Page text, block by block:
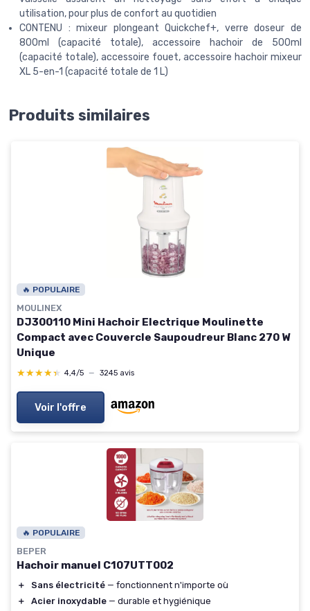
utilisation, pour plus de confort au quotidien
CONTENU : mixeur plongeant Quickchef+, verre doseur de
800ml (capacité totale), accessoire hachoir de 500ml
(capacité totale), accessoire fouet, accessoire hachoir mixeur
XL 5-en-1 (capacité totale de 1 L)
Produits similaires
🔥 POPULAIRE
MOULINEX
DJ300110 Mini Hachoir Electrique Moulinette
Compact avec Couvercle Saupoudreur Blanc 270 W
Unique
★★★★★
★★★★★ 4,4/5 — 3245 avis
Voir l'offre
🔥 POPULAIRE
BEPER
Hachoir manuel C107UTT002
＋ Sans électricité — fonctionnent n'importe où
＋
Acier inoxydable — durable et hygiénique